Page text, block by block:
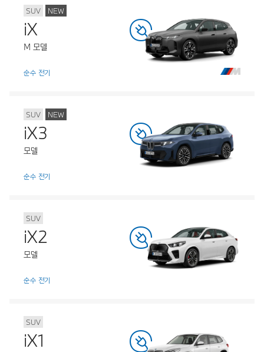
SUV NEW
iX
M 모델
순수 전기
SUV NEW
iX3
모델
순수 전기
SUV
iX2
모델
순수 전기
SUV
iX1